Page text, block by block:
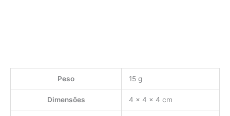
Peso 15 g
Dimensões 4 × 4 × 4 cm